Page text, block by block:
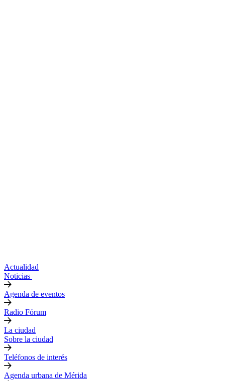
Actualidad
Noticias
Agenda de eventos
Radio Fórum
La ciudad
Sobre la ciudad
Teléfonos de interés
Agenda urbana de Mérida